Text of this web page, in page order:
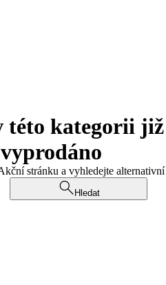
kategorii
stránku a vyhledejte
Hledat